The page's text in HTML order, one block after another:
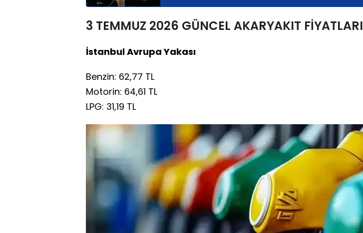
3 TEMMUZ 2026 GÜNCEL AKARYAKIT FİYATLARI
İstanbul Avrupa Yakası
Benzin: 62,77 TL
Motorin: 64,61 TL
LPG: 31,19 TL